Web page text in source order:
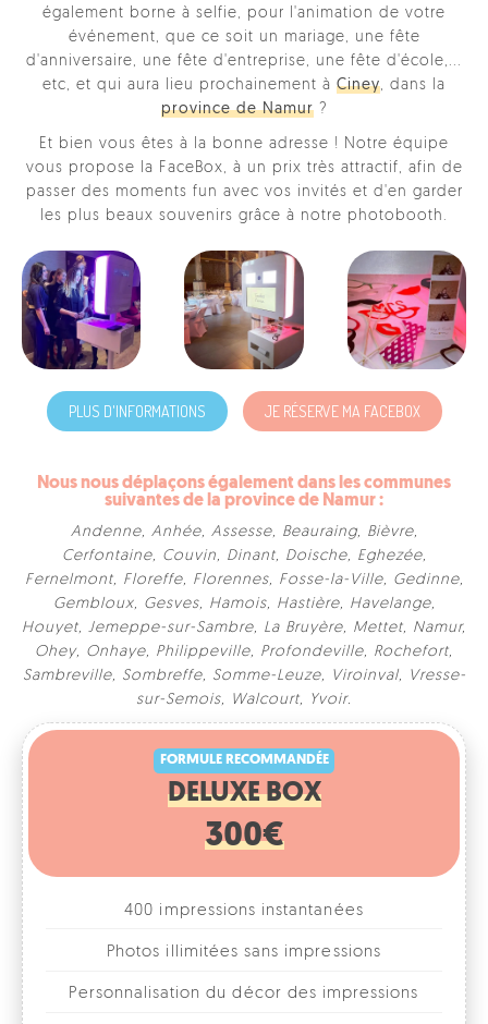
également borne à selfie, pour l'animation de votre
événement, que ce soit un mariage, une fête
d'anniversaire, une fête d'entreprise, une fête d'école,...
etc, et qui aura lieu prochainement à Ciney, dans la
province de Namur ?
Et bien vous êtes à la bonne adresse ! Notre équipe
vous propose la FaceBox, à un prix très attractif, afin de
passer des moments fun avec vos invités et d'en garder
les plus beaux souvenirs grâce à notre photobooth.
PLUS D'INFORMATIONS JE RÉSERVE MA FACEBOX
Nous nous déplaçons également dans les communes
suivantes de la province de Namur :
Andenne, Anhée, Assesse, Beauraing, Bièvre,
Cerfontaine, Couvin, Dinant, Doische, Eghezée,
Fernelmont, Floreffe, Florennes, Fosse-la-Ville, Gedinne,
Gembloux, Gesves, Hamois, Hastière, Havelange,
Houyet, Jemeppe-sur-Sambre, La Bruyère, Mettet, Namur,
Ohey, Onhaye, Philippeville, Profondeville, Rochefort,
Sambreville, Sombreffe, Somme-Leuze, Viroinval, Vresse-
sur-Semois, Walcourt, Yvoir.
FORMULE RECOMMANDÉE
DELUXE BOX
300€
400 impressions instantanées
Photos illimitées sans impressions
Personnalisation du décor des impressions
Personnalisation de l'écran de veille
Différents formats combinables